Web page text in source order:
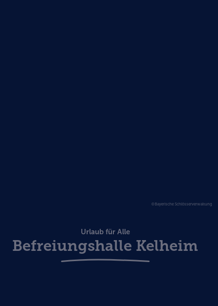
©Bayerische Schlösserverwaltung
Urlaub für Alle
Befreiungshalle Kelheim